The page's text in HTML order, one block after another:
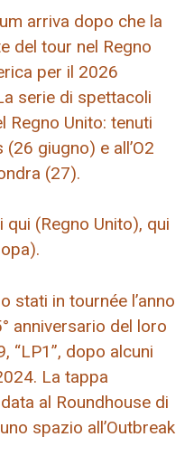
arriva dopo che la
del tour nel Regno
per il 2026
serie di spettacoli
Regno Unito: tenuti
giugno) e all’O2
(27).
(Regno Unito), qui
stati in tournée l’anno
anniversario del loro
“LP1”, dopo alcuni
La tappa
al Roundhouse di
spazio all’Outbreak